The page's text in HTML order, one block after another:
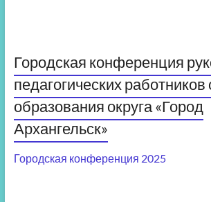
Городская конференция
педагогических
образования округа «Город
Архангельск»
Городская конференция 2025